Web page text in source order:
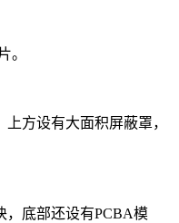
。
方设有大面积屏蔽罩，
，底部还设有PCBA模